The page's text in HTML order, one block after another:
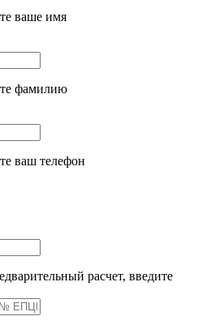
ваше имя
фамилию
ваш телефон
расчет, введите